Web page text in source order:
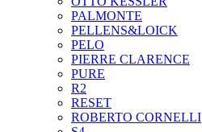
PALMONTE
PELLENS&LOICK
PELO
PIERRE CLARENCE
PURE
R2
RESET
ROBERTO CORNELLI